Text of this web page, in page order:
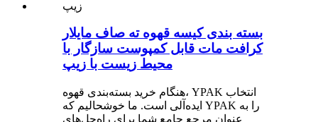
بسته بندی کیسه قهوه ته صاف مایلار
کرافت مات قابل کمپوست سازگار با
محیط زیست با زیپ
هنگام خرید بسته‌بندی قهوه، YPAK انتخاب
ایده‌آلی است. ما خوشحالیم که YPAK را به
عنوان مرجع جامع شما برای راه‌حل‌های